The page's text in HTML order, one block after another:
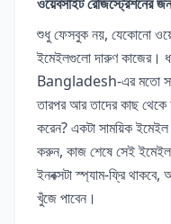
শুধু ফেসবুক নয়, যেকোনো
ইমেইলগুলো দারুণ
Bangladesh-এর মতো
তারপর আর তাদের কাছ থেকে
করেন? একটা সাময়িক
করুন, কাজ শেষে সেই
ইনবক্সটা স্প্যাম-ফ্রি
খুঁজে পাবেন।